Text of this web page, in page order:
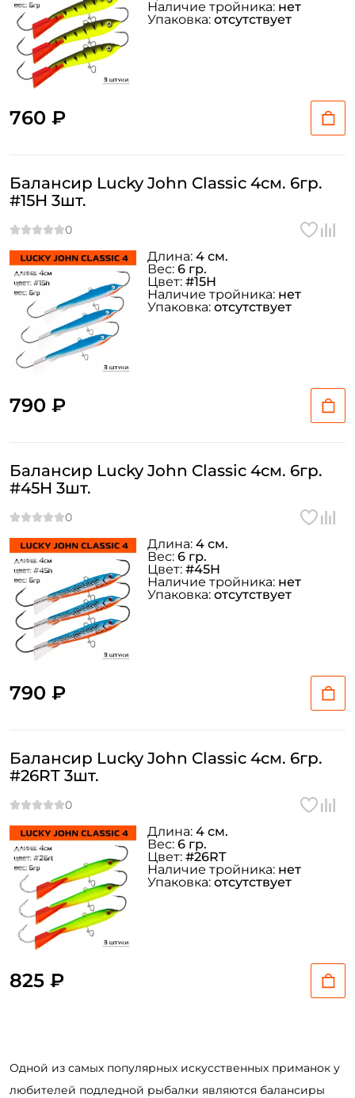
760 ₽
Наличие тройника: нет
Упаковка: отсутствует
Балансир Lucky John Classic 4см. 6гр.
#15H 3шт.
790 ₽
Длина: 4 см.
Вес: 6 гр.
Цвет: #15H
Наличие тройника: нет
Упаковка: отсутствует
Балансир Lucky John Classic 4см. 6гр.
#45H 3шт.
790 ₽
Длина: 4 см.
Вес: 6 гр.
Цвет: #45H
Наличие тройника: нет
Упаковка: отсутствует
Балансир Lucky John Classic 4см. 6гр.
#26RT 3шт.
825 ₽
Длина: 4 см.
Вес: 6 гр.
Цвет: #26RT
Наличие тройника: нет
Упаковка: отсутствует
Одной из самых популярных искусственных приманок у
любителей подледной рыбалки являются балансиры